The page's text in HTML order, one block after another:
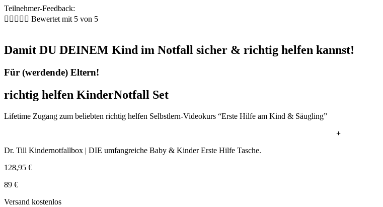
Teilnehmer-Feedback:
     Bewertet mit 5 von 5
Damit DU DEINEM Kind im Notfall sicher & richtig helfen kannst!
Für (werdende) Eltern!
richtig helfen KinderNotfall Set
Lifetime Zugang zum beliebten richtig helfen Selbstlern-Videokurs “Erste Hilfe am Kind & Säugling”
+
Dr. Till Kindernotfallbox | DIE umfangreiche Baby & Kinder Erste Hilfe Tasche.
128,95 €
89 €
Versand kostenlos